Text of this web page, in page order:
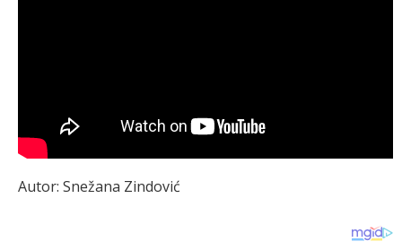
Autor: Snežana Zindović